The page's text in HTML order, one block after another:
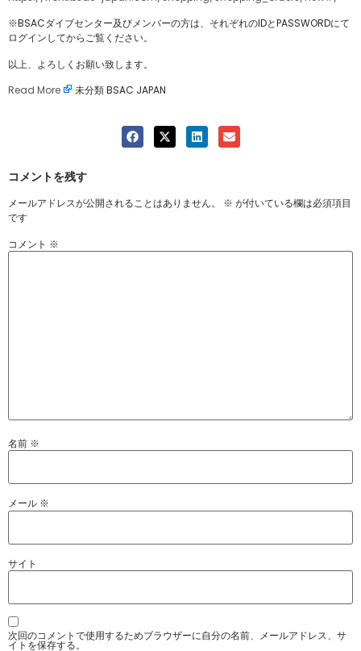
※BSACダイブセンター及びメンバーの方は、それぞれのIDとPASSWORDにて
ログインしてからご覧ください。
以上、よろしくお願い致します。
Read More
未分類 BSAC JAPAN
コメントを残す
メールアドレスが公開されることはありません。 ※ が付いている欄は必須項目
です
コメント ※
名前 ※
メール ※
サイト
次回のコメントで使用するためブラウザーに自分の名前、メールアドレス、サ
イトを保存する。